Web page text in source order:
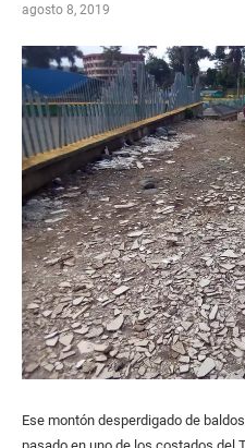
agosto 8, 2019
Ese montón desperdigado de